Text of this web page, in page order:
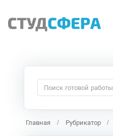
Главная Рубрикатор